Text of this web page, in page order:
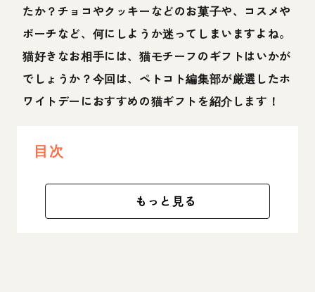
たか？チョコやクッキーなどのお菓子や、コスメや
ポーチなど、何にしようか迷ってしまいますよね。
猫好きなお相手には、猫モチーフのギフトはいかが
でしょうか？今回は、ペトコト編集部が厳選したホ
ワイトデーにおすすめの猫ギフトを紹介します！
目次
もっと見る